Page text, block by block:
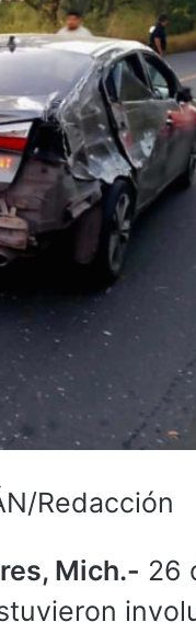
Redacción
Mich.- 26